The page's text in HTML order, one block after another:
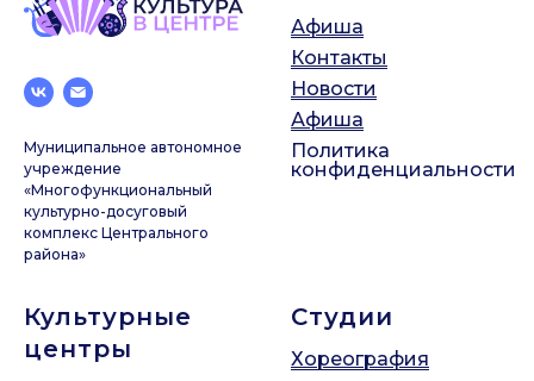
Муниципальное автономное
учреждение
«Многофункциональный
культурно-досуговый
комплекс Центрального
района»
Афиша
Контакты
Новости
Афиша
Политика
конфиденциальности
Культурные
центры
Студии
Хореография